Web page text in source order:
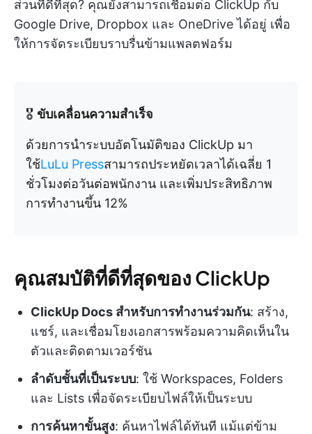
ส่วนที่ดีที่สุด? คุณยังสามารถเชื่อมต่อ ClickUp กับ
Google Drive, Dropbox และ OneDrive ได้อยู่ เพื่อ
ให้การจัดระเบียบราบรื่นข้ามแพลตฟอร์ม
🎖️ ขับเคลื่อนความสำเร็จ
ด้วยการนำระบบอัตโนมัติของ ClickUp มา
ใช้LuLu Pressสามารถประหยัดเวลาได้เฉลี่ย 1
ชั่วโมงต่อวันต่อพนักงาน และเพิ่มประสิทธิภาพ
การทำงานขึ้น 12%
คุณสมบัติที่ดีที่สุดของ ClickUp
ClickUp Docs สำหรับการทำงานร่วมกัน: สร้าง,
แชร์, และเชื่อมโยงเอกสารพร้อมความคิดเห็นใน
ตัวและติดตามเวอร์ชัน
ลำดับชั้นที่เป็นระบบ: ใช้ Workspaces, Folders
และ Lists เพื่อจัดระเบียบไฟล์ให้เป็นระบบ
การค้นหาขั้นสูง: ค้นหาไฟล์ได้ทันที แม้แต่ข้าม